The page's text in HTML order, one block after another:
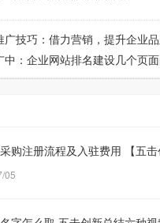
广技巧：借力营销，提升企业
中：企业网站排名建设几个页
05